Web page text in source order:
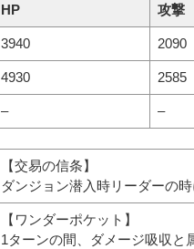
HP 攻撃
3940 2090
4930 2585
– –
【交易の信条】
ダンジョン潜入時リーダーの
【ワンダーポケット】
1ターンの間、ダメージ吸収と